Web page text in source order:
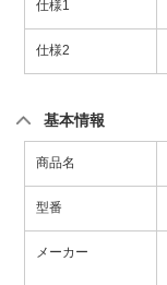
仕様1
仕様2
基本情報
商品名
型番
メーカー